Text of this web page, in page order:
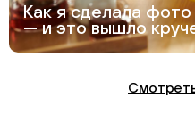
Как я сделала
— и это вышло